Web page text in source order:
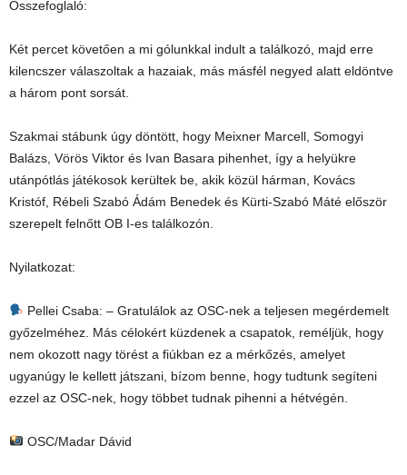
Összefoglaló:
Két percet követően a mi gólunkkal indult a találkozó, majd erre
kilencszer válaszoltak a hazaiak, más másfél negyed alatt eldöntve
a három pont sorsát.
Szakmai stábunk úgy döntött, hogy Meixner Marcell, Somogyi
Balázs, Vörös Viktor és Ivan Basara pihenhet, így a helyükre
utánpótlás játékosok kerültek be, akik közül hárman, Kovács
Kristóf, Rébeli Szabó Ádám Benedek és Kürti-Szabó Máté először
szerepelt felnőtt OB I-es találkozón.
Nyilatkozat:
Pellei Csaba: – Gratulálok az OSC-nek a teljesen megérdemelt
győzelméhez. Más célokért küzdenek a csapatok, reméljük, hogy
nem okozott nagy törést a fiúkban ez a mérkőzés, amelyet
ugyanúgy le kellett játszani, bízom benne, hogy tudtunk segíteni
ezzel az OSC-nek, hogy többet tudnak pihenni a hétvégén.
OSC/Madar Dávid